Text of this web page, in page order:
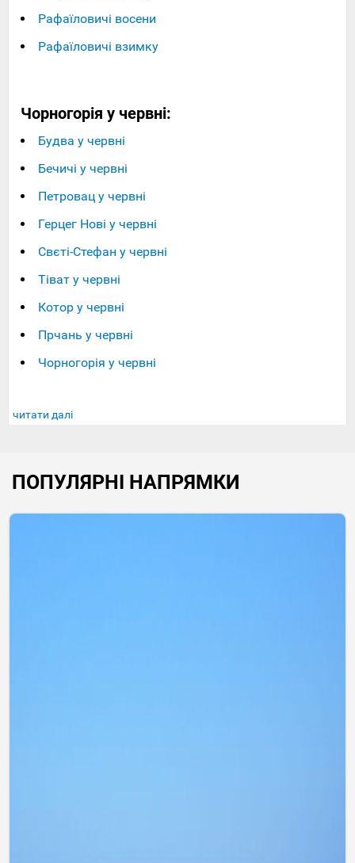
Рафаїловичі восени
Рафаїловичі взимку
Чорногорія у червні:
Будва у червні
Бечичі у червні
Петровац у червні
Герцег Нові у червні
Свєті-Стефан у червні
Тіват у червні
Котор у червні
Прчань у червні
Чорногорія у червні
читати далі
ПОПУЛЯРНІ НАПРЯМКИ